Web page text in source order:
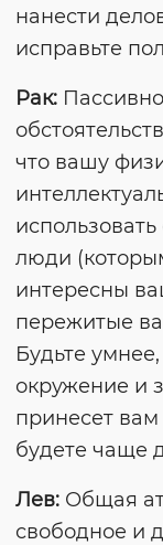
нанести
исправьте
Рак:
что вашу
люди
интересны
пережитые
Будьте
окружение и
принесет
будете чаще
Лев: Общая
свободное и